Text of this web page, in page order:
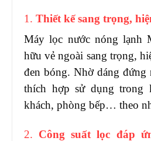
1. Thiết kế sang trọng,
Máy lọc nước nóng lạnh
hữu vẻ ngoài sang trọng,
đen bóng. Nhờ dáng đứng
thích hợp sử dụng trong
khách, phòng bếp… theo
2. Công suất lọc đáp